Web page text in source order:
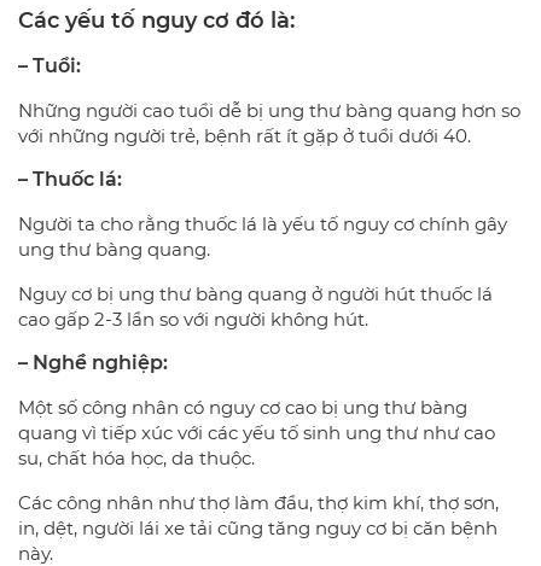
Các yếu tố nguy cơ đó là:
– Tuổi:
Những người cao tuổi dễ bị ung thư bàng quang hơn so
với những người trẻ, bệnh rất ít gặp ở tuổi dưới 40.
– Thuốc lá:
Người ta cho rằng thuốc lá là yếu tố nguy cơ chính gây
ung thư bàng quang.
Nguy cơ bị ung thư bàng quang ở người hút thuốc lá
cao gấp 2-3 lần so với người không hút.
– Nghề nghiệp:
Một số công nhân có nguy cơ cao bị ung thư bàng
quang vì tiếp xúc với các yếu tố sinh ung thư như cao
su, chất hóa học, da thuộc.
Các công nhân như thợ làm đầu, thợ kim khí, thợ sơn,
in, dệt, người lái xe tải cũng tăng nguy cơ bị căn bệnh
này.